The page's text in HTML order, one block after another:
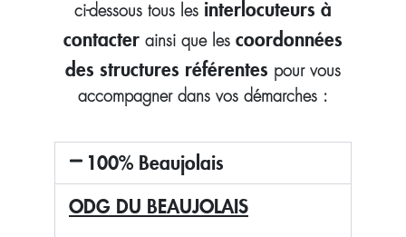
ci-dessous tous les interlocuteurs à
contacter ainsi que les coordonnées
des structures référentes pour vous
accompagner dans vos démarches :
100% Beaujolais
ODG DU BEAUJOLAIS